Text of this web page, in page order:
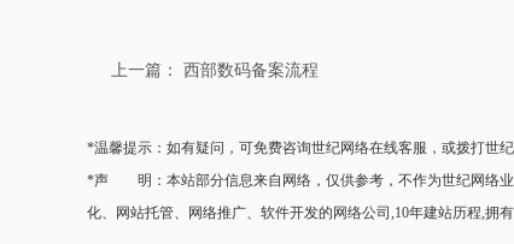
上一篇： 西部数码备案流程
*温馨提示：如有疑问，可免费咨询世纪网络在线客服，或拨打世
*声 明：本站部分信息来自网络，仅供参考，不作为世纪网络业
化、网站托管、网络推广、软件开发的网络公司,10年建站历程,拥